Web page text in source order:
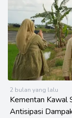
2 bulan yang lalu
Kementan Kawal
Antisipasi